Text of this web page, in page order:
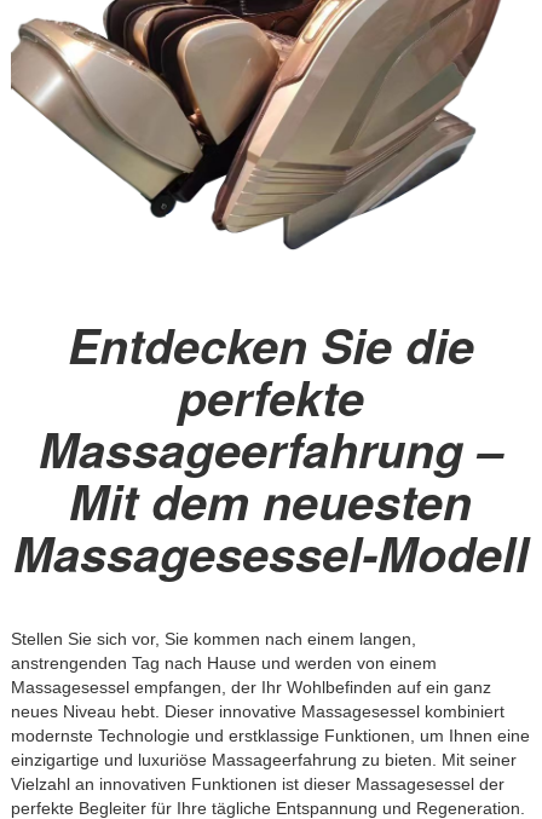
Entdecken Sie die
perfekte
Massageerfahrung –
Mit dem neuesten
Massagesessel-Modell
Stellen Sie sich vor, Sie kommen nach einem langen,
anstrengenden Tag nach Hause und werden von einem
Massagesessel empfangen, der Ihr Wohlbefinden auf ein ganz
neues Niveau hebt. Dieser innovative Massagesessel kombiniert
modernste Technologie und erstklassige Funktionen, um Ihnen eine
einzigartige und luxuriöse Massageerfahrung zu bieten. Mit seiner
Vielzahl an innovativen Funktionen ist dieser Massagesessel der
perfekte Begleiter für Ihre tägliche Entspannung und Regeneration.